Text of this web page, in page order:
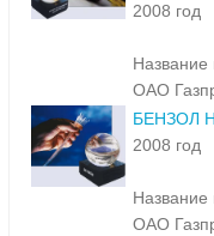
2008 год
Название
ОАО
БЕНЗОЛ
2008 год
Название
ОАО